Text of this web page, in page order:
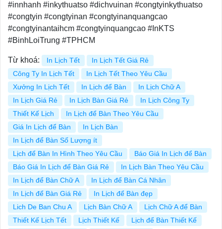
#innhanh #inkythuatso #dichvuinan #congtyinkythuatso
#congtyin #congtyinan #congtyinanquangcao
#congtyinantaihcm #congtyinquangcao #InKTS
#BinhLoiTrung #TPHCM
Từ khoá: In Lịch Tết
In Lịch Tết Giá Rẻ
Công Ty In Lịch Tết
In Lịch Tết Theo Yêu Cầu
Xưởng In Lịch Tết
In Lịch để Bàn
In Lịch Chữ A
In Lịch Giá Rẻ
In Lịch Bàn Giá Rẻ
In Lịch Công Ty
Thiết Kế Lịch
In Lịch để Bàn Theo Yêu Cầu
Giá In Lịch để Bàn
In Lịch Bàn
In Lịch để Bàn Số Lượng ít
Lịch để Bàn In Hình Theo Yêu Cầu
Báo Giá In Lịch để Bàn
Báo Giá In Lịch để Bàn Giá Rẻ
In Lịch Bàn Theo Yêu Cầu
In Lịch để Bàn Chữ A
In Lịch để Bàn Cá Nhân
In Lịch để Bàn Giá Rẻ
In Lịch để Bàn đẹp
Lich De Ban Chu A
Lịch Bàn Chữ A
Lịch Chữ A để Bàn
Thiết Kế Lịch Tết
Lịch Thiết Kế
Lịch để Bàn Thiết Kế